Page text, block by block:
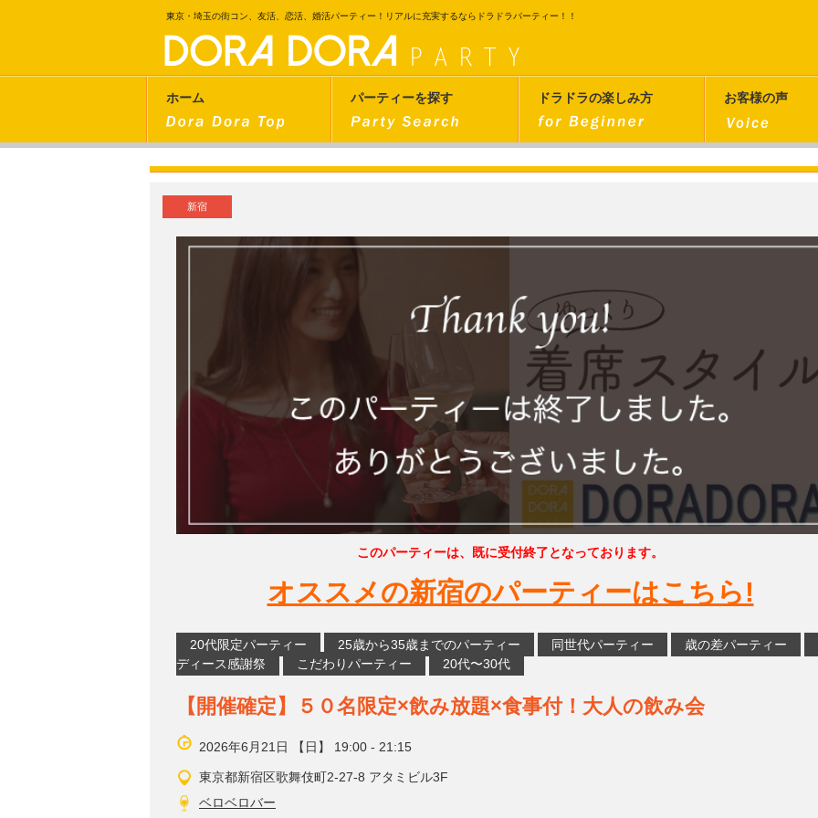
東京・埼玉の街コン、友活、恋活、婚活パーティー！リアルに充実するならドラドラパーティー！！
ホーム パーティーを探す ドラドラの楽しみ方 お客様の声
新宿
このパーティーは、既に受付終了となっております。
オススメの新宿のパーティーはこちら!
20代限定パーティー 25歳から35歳までのパーティー 同世代パーティー
歳の差パーティー
ディース感謝祭
こだわりパーティー 20代〜30代
【開催確定】５０名限定×飲み放題×食事付！大人の飲み会
2026年6月21日 【日】 19:00 - 21:15
東京都新宿区歌舞伎町2-27-8 アタミビル3F
ベロベロバー